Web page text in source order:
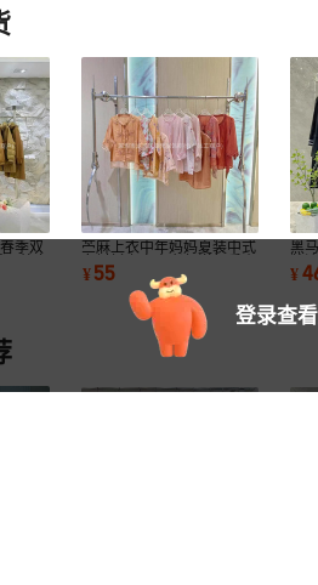
季双
外套
苎麻上衣中年妈妈夏装中式
女衬衫上衣中老年洋气质小
衫货源批发
¥55
黑
牌
尾
¥
登录查